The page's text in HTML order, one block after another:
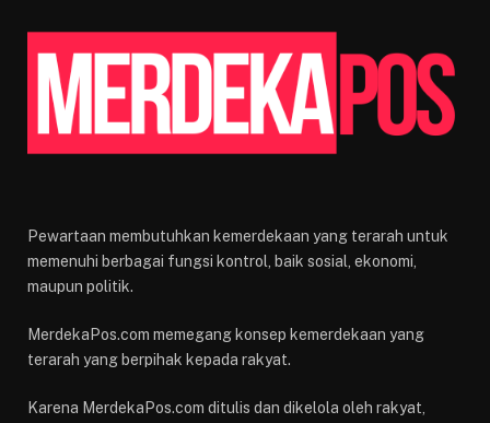
Pewartaan membutuhkan kemerdekaan yang terarah untuk
memenuhi berbagai fungsi kontrol, baik sosial, ekonomi,
maupun politik.
MerdekaPos.com memegang konsep kemerdekaan yang
terarah yang berpihak kepada rakyat.
Karena MerdekaPos.com ditulis dan dikelola oleh rakyat,